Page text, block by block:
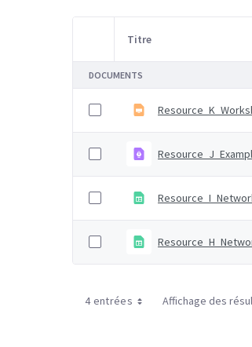
Sélection d'article
Titre
DOCUMENTS
4 entrées Affichage des